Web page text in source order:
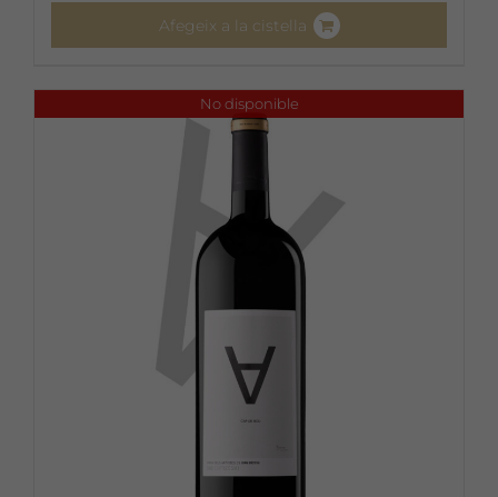
Afegeix a la cistella
No disponible